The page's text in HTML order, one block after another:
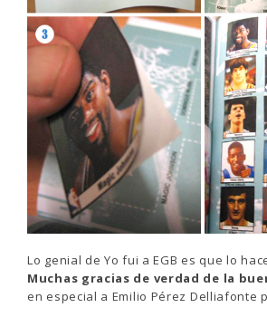
Lo genial de Yo fui a EGB es que lo
Muchas gracias de verdad de la
en especial a Emilio Pérez Delliafonte